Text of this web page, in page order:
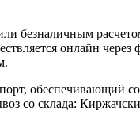
безналичным
онлайн через
обеспечивающий
со склада: